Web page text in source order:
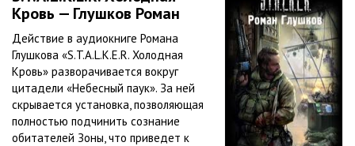
Кровь — Глушков Роман
Действие в аудиокниге Романа
Глушкова «S.T.A.L.K.E.R. Холодная
Кровь» разворачивается вокруг
цитадели «Небесный паук». За ней
скрывается установка, позволяющая
полностью подчинить сознание
обитателей Зоны, что приведет к